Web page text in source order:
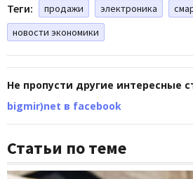
Теги: продажи электроника
новости экономики
Не пропусти другие интересные
bigmir)net в facebook
Статьи по теме